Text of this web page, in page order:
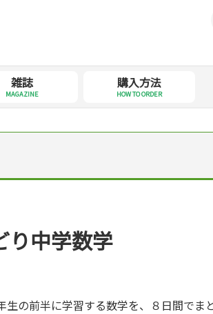
雑誌
MAGAZINE
購入方法
HOW TO ORDER
り中学数学
生の前半に学習する数学を、８日間でま